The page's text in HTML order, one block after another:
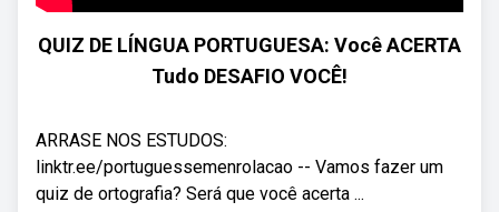
QUIZ DE LÍNGUA PORTUGUESA: Você ACERTA
Tudo DESAFIO VOCÊ!
ARRASE NOS ESTUDOS:
linktr.ee/portuguessemenrolacao -- Vamos fazer um
quiz de ortografia? Será que você acerta ...